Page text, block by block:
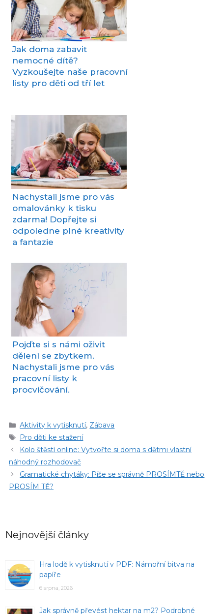
Jak doma zabavit
nemocné dítě?
Vyzkoušejte naše pracovní
listy pro děti od tří let
Nachystali jsme pro vás
omalovánky k tisku
zdarma! Dopřejte si
odpoledne plné kreativity
a fantazie
Pojďte si s námi oživit
dělení se zbytkem.
Nachystali jsme pro vás
pracovní listy k
procvičování.
Rubriky
Aktivity k vytisknutí, Zábava
Štítky
Pro děti ke stažení
Kolo štěstí online: Vytvořte si doma s dětmi vlastní
náhodný rozhodovač
Gramatické chytáky: Píše se správně PROSÍMTĚ nebo
PROSÍM TĚ?
Nejnovější články
Hra lodě k vytisknutí v PDF: Námořní bitva na
papíře
6 srpna, 2026
Jak správně převést hektar na m2? Podrobné